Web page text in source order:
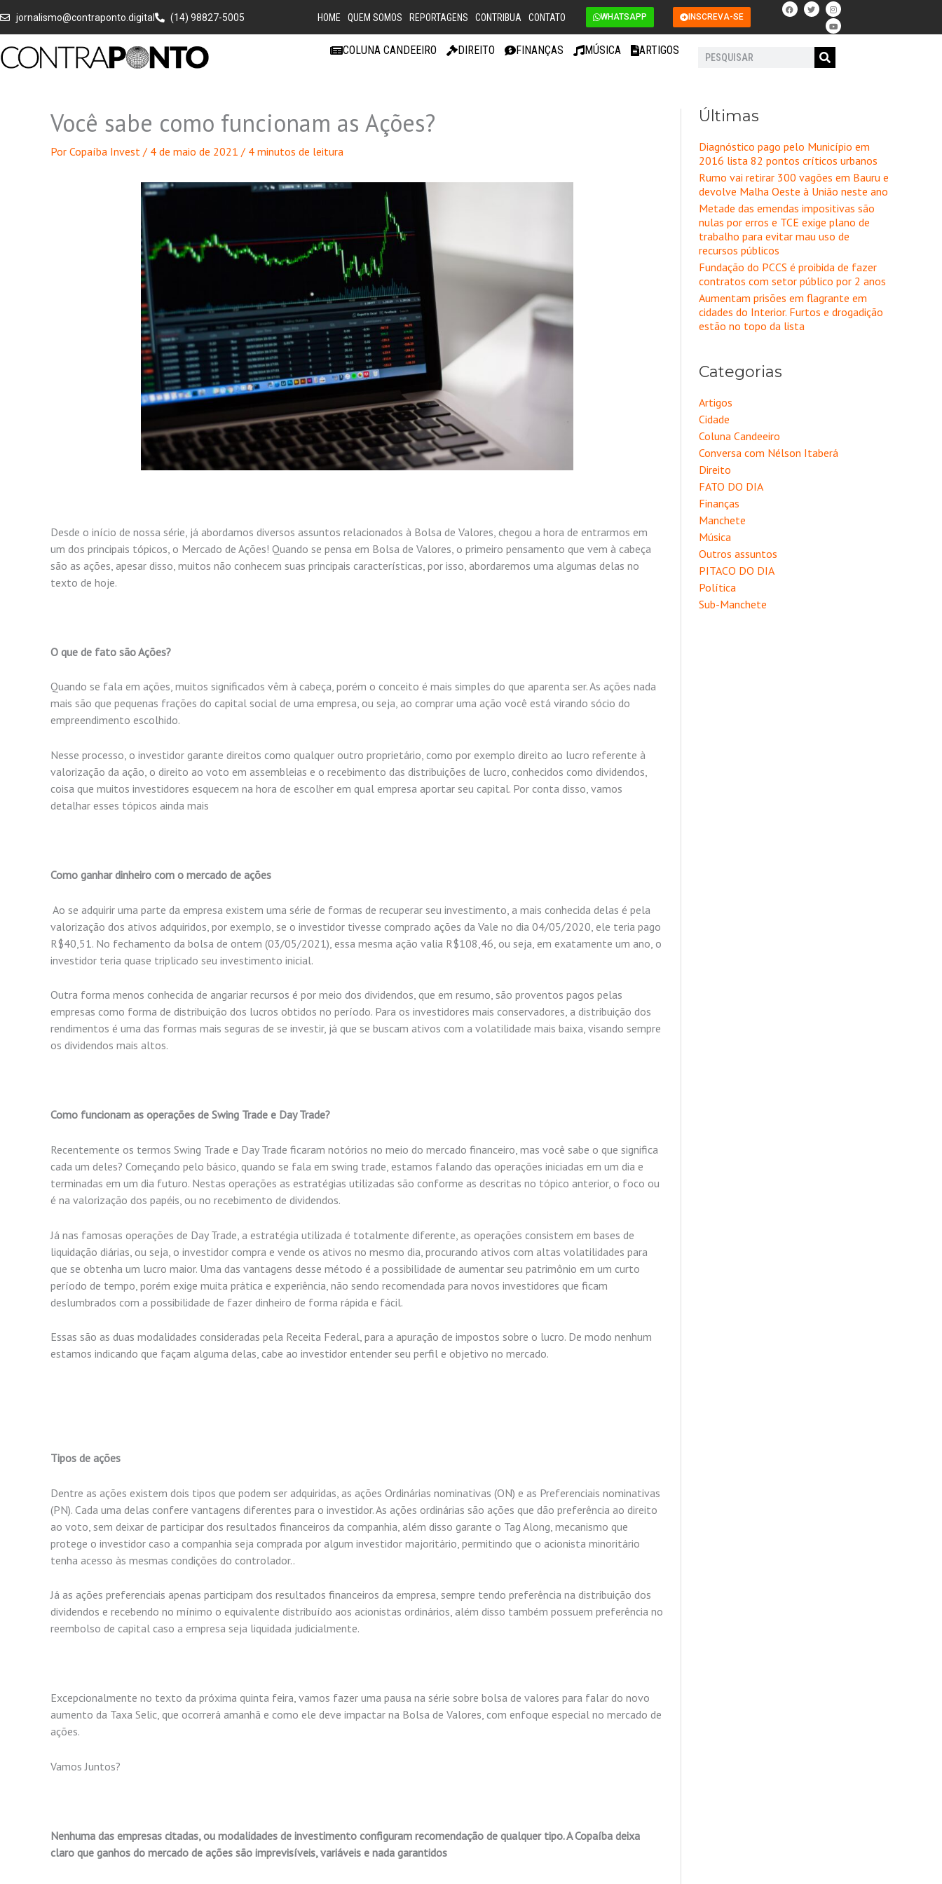
para
conteúdo
jornalismo@contraponto.digital (14) 98827-5005 HOME QUEM SOMOS REPORTAGENS CONTRIBUA CONTATO WHATSAPP INSCREVA-SE
F
a
c
b
T
w
i
t
I
n
s
t
a
r
Y
o
u
t
u
e
COLUNA CANDEEIRO DIREITO FINANÇAS MÚSICA ARTIGOS Pesquisar
Você sabe como funcionam as Ações?
Por Copaíba Invest / 4 de maio de 2021 / 4 minutos de leitura
Desde o início de nossa série, já abordamos diversos assuntos relacionados à Bolsa de Valores, chegou a hora de entrarmos em
um dos principais tópicos, o Mercado de Ações! Quando se pensa em Bolsa de Valores, o primeiro pensamento que vem à cabeça
são as ações, apesar disso, muitos não conhecem suas principais características, por isso, abordaremos uma algumas delas no
texto de hoje.
O que de fato são Ações?
Quando se fala em ações, muitos significados vêm à cabeça, porém o conceito é mais simples do que aparenta ser. As ações nada
mais são que pequenas frações do capital social de uma empresa, ou seja, ao comprar uma ação você está virando sócio do
empreendimento escolhido.
Nesse processo, o investidor garante direitos como qualquer outro proprietário, como por exemplo direito ao lucro referente à
valorização da ação, o direito ao voto em assembleias e o recebimento das distribuições de lucro, conhecidos como dividendos,
coisa que muitos investidores esquecem na hora de escolher em qual empresa aportar seu capital. Por conta disso, vamos
detalhar esses tópicos ainda mais
Como ganhar dinheiro com o mercado de ações
Ao se adquirir uma parte da empresa existem uma série de formas de recuperar seu investimento, a mais conhecida delas é pela
valorização dos ativos adquiridos, por exemplo, se o investidor tivesse comprado ações da Vale no dia 04/05/2020, ele teria pago
R$40,51. No fechamento da bolsa de ontem (03/05/2021), essa mesma ação valia R$108,46, ou seja, em exatamente um ano, o
investidor teria quase triplicado seu investimento inicial.
Outra forma menos conhecida de angariar recursos é por meio dos dividendos, que em resumo, são proventos pagos pelas
empresas como forma de distribuição dos lucros obtidos no período. Para os investidores mais conservadores, a distribuição dos
rendimentos é uma das formas mais seguras de se investir, já que se buscam ativos com a volatilidade mais baixa, visando sempre
os dividendos mais altos.
Como funcionam as operações de Swing Trade e Day Trade?
Recentemente os termos Swing Trade e Day Trade ficaram notórios no meio do mercado financeiro, mas você sabe o que significa
cada um deles? Começando pelo básico, quando se fala em swing trade, estamos falando das operações iniciadas em um dia e
terminadas em um dia futuro. Nestas operações as estratégias utilizadas são conforme as descritas no tópico anterior, o foco ou
é na valorização dos papéis, ou no recebimento de dividendos.
Já nas famosas operações de Day Trade, a estratégia utilizada é totalmente diferente, as operações consistem em bases de
liquidação diárias, ou seja, o investidor compra e vende os ativos no mesmo dia, procurando ativos com altas volatilidades para
que se obtenha um lucro maior. Uma das vantagens desse método é a possibilidade de aumentar seu patrimônio em um curto
período de tempo, porém exige muita prática e experiência, não sendo recomendada para novos investidores que ficam
deslumbrados com a possibilidade de fazer dinheiro de forma rápida e fácil.
Essas são as duas modalidades consideradas pela Receita Federal, para a apuração de impostos sobre o lucro. De modo nenhum
estamos indicando que façam alguma delas, cabe ao investidor entender seu perfil e objetivo no mercado.
Tipos de ações
Dentre as ações existem dois tipos que podem ser adquiridas, as ações Ordinárias nominativas (ON) e as Preferenciais nominativas
(PN). Cada uma delas confere vantagens diferentes para o investidor. As ações ordinárias são ações que dão preferência ao direito
ao voto, sem deixar de participar dos resultados financeiros da companhia, além disso garante o Tag Along, mecanismo que
protege o investidor caso a companhia seja comprada por algum investidor majoritário, permitindo que o acionista minoritário
tenha acesso às mesmas condições do controlador..
Já as ações preferenciais apenas participam dos resultados financeiros da empresa, sempre tendo preferência na distribuição dos
dividendos e recebendo no mínimo o equivalente distribuído aos acionistas ordinários, além disso também possuem preferência no
reembolso de capital caso a empresa seja liquidada judicialmente.
Excepcionalmente no texto da próxima quinta feira, vamos fazer uma pausa na série sobre bolsa de valores para falar do novo
aumento da Taxa Selic, que ocorrerá amanhã e como ele deve impactar na Bolsa de Valores, com enfoque especial no mercado de
ações.
Vamos Juntos?
Nenhuma das empresas citadas, ou modalidades de investimento configuram recomendação de qualquer tipo. A Copaíba deixa
claro que ganhos do mercado de ações são imprevisíveis, variáveis e nada garantidos
Últimas
Diagnóstico pago pelo Município em
2016 lista 82 pontos críticos urbanos
Rumo vai retirar 300 vagões em Bauru e
devolve Malha Oeste à União neste ano
Metade das emendas impositivas são
nulas por erros e TCE exige plano de
trabalho para evitar mau uso de
recursos públicos
Fundação do PCCS é proibida de fazer
contratos com setor público por 2 anos
Aumentam prisões em flagrante em
cidades do Interior. Furtos e drogadição
estão no topo da lista
Categorias
Artigos
Cidade
Coluna Candeeiro
Conversa com Nélson Itaberá
Direito
FATO DO DIA
Finanças
Manchete
Música
Outros assuntos
PITACO DO DIA
Política
Sub-Manchete